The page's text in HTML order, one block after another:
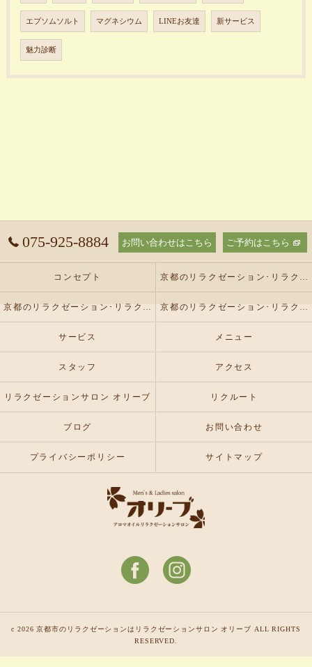
エプソムソルト マグネシウム LINEお友達 新サービス
魅力診断
075-925-8884 お問い合わせはこちら ご予約はこちら
コンセプト 京都のリラクゼーション･リラクゼーションサロン オリーブの口コミ情報
京都のリラクゼーション･リラクゼーションサロン オリーブの評判 京都のリラクゼーション･リラクゼーションサロン オリーブのお客様の声
サービス メニュー
スタッフ アクセス
リラクゼーションサロン オリーブ リクルート
ブログ お問い合わせ
プライバシーポリシー サイトマップ
c 2026 京都市のリラクゼーションはリラクゼーションサロン オリーブ ALL RIGHTS
RESERVED.